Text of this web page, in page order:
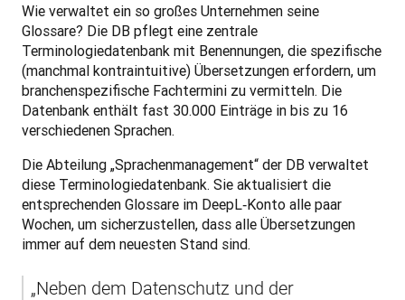
Wie verwaltet ein so großes Unternehmen seine
Glossare? Die DB pflegt eine zentrale
Terminologiedatenbank mit Benennungen, die spezifische
(manchmal kontraintuitive) Übersetzungen erfordern, um
branchenspezifische Fachtermini zu vermitteln. Die
Datenbank enthält fast 30.000 Einträge in bis zu 16
verschiedenen Sprachen.
Die Abteilung „Sprachenmanagement“ der DB verwaltet
diese Terminologiedatenbank. Sie aktualisiert die
entsprechenden Glossare im DeepL‑Konto alle paar
Wochen, um sicherzustellen, dass alle Übersetzungen
immer auf dem neuesten Stand sind.
„Neben dem Datenschutz und der